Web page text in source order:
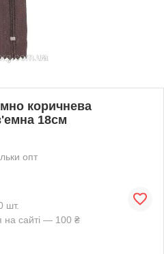
коричнева
18см
опт
шт.
на сайті — 100 ₴